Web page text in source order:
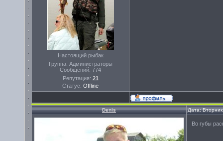
Настоящий рыбак
Группа: Администраторы
Сообщений: 774
Репутация: 21
Статус: Offline
Denis Дата:
Во губы